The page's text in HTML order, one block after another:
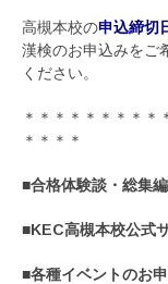
高槻本校の申込締切
漢検のお申込みをご
ください。
＊＊＊＊＊＊＊＊＊
＊＊＊＊
■合格体験談・総集
■KEC高槻本校公式
■各種イベントのお